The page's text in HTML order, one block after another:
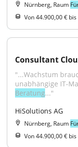
Nürnberg, Raum
Von 44.900,00 €
Consultant
"...Wachstum
unabhängige IT-
Beratung..."
HiSolutions AG
Nürnberg, Raum
Von 44.900,00 €